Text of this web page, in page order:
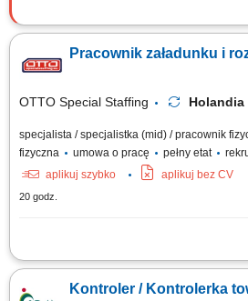
Opis stanowiska Przyjmowanie dostaw oraz
dostępnych narzędzi magazynowych;
przygotowywanie paczek dla klientów;
Pracownik załadunku i
OTTO Special Staffing Holandia
specjalista / specjalistka (mid) / pracownik
fizyczna
umowa o pracę pełny etat
aplikuj szybko
aplikuj bez CV
20 godz.
Twoje codzienne zadania Będziesz
ładować i rozładowywać ciężarówki różnymi
Kontroler / Kontrolerka